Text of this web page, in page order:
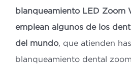
blanqueamiento LED Zoom
emplean algunos de los
del mundo, que atienden
blanqueamiento dental